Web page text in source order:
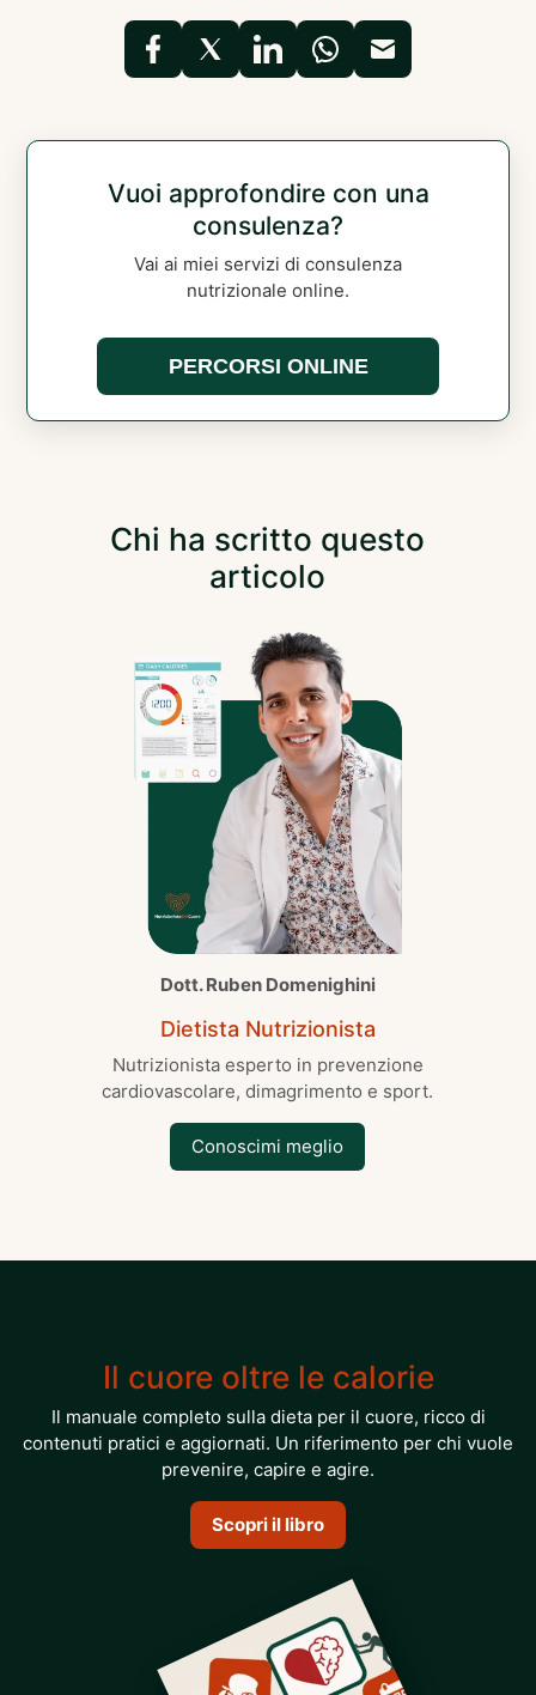
Vuoi approfondire con una
consulenza?
Vai ai miei servizi di consulenza
nutrizionale online.
PERCORSI ONLINE
Chi ha scritto questo
articolo
Dott. Ruben Domenighini
Dietista Nutrizionista
Nutrizionista esperto in prevenzione
cardiovascolare, dimagrimento e sport.
Conoscimi meglio
Il cuore oltre le calorie
Il manuale completo sulla dieta per il cuore, ricco di
contenuti pratici e aggiornati. Un riferimento per chi vuole
prevenire, capire e agire.
Scopri il libro